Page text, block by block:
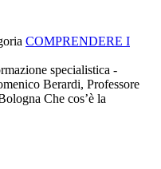
COMPRENDERE I
specialistica -
Berardi, Professore
Che cos’è la